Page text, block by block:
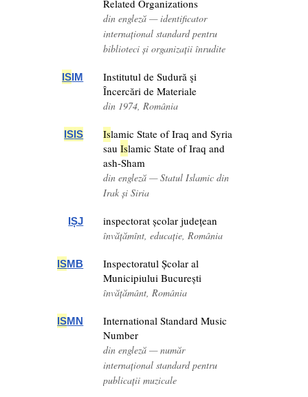
Related Organizations
din engleză — identificator
internațional standard pentru
biblioteci și organizații înrudite
ISIM
Institutul de Sudură şi
Încercări de Materiale
din 1974, România
ISIS Islamic State of Iraq and Syria
sauIslamic State of Iraq and
ash-Sham
din engleză — Statul Islamic din
Irak și Siria
IȘJ inspectorat școlar județean
învățămînt, educație, România
ISMB
Inspectoratul Școlar al
Municipiului București
învățământ, România
ISMN
International Standard Music
Number
din engleză — număr
internațional standard pentru
publicații muzicale